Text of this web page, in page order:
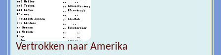
Vertrokken naar Amerika